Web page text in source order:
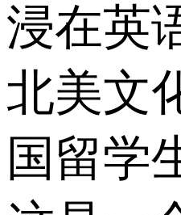
浸在英
北美文
国留学